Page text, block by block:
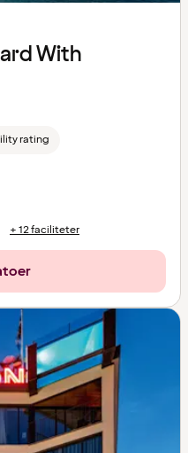
With
rating
+ 12 faciliteter